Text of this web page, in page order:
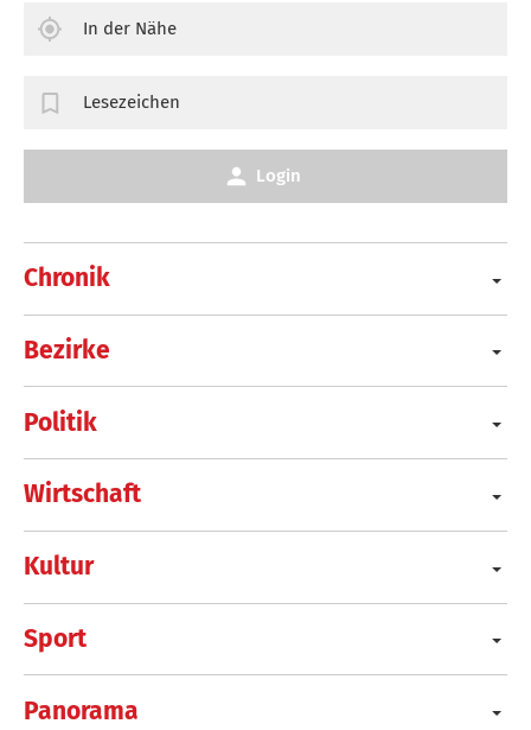
Chronik
Bezirke
Politik
Wirtschaft
Kultur
Sport
Panorama
In der Nähe
Lesezeichen
Login